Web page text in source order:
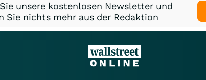
unsere kostenlosen Newsletter und
Sie nichts mehr aus der Redaktion